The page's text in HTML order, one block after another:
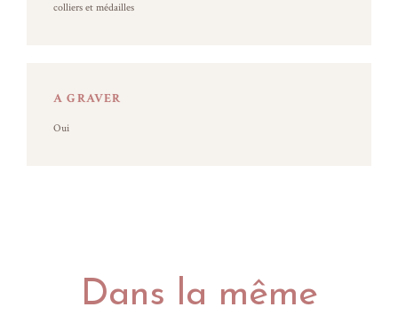
colliers et médailles
A GRAVER
Oui
Dans la même